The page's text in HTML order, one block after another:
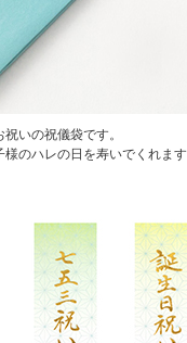
いの祝儀袋です。
のハレの日を寿いでくれま